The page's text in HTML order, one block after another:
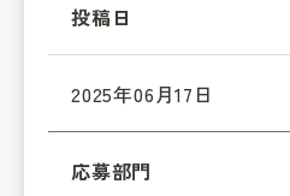
投稿日
2025年06月17日
応募部門